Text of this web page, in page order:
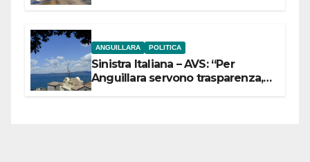
ANGUILLARA POLITICA
Sinistra Italiana – AVS: “Per
Anguillara servono trasparenza,